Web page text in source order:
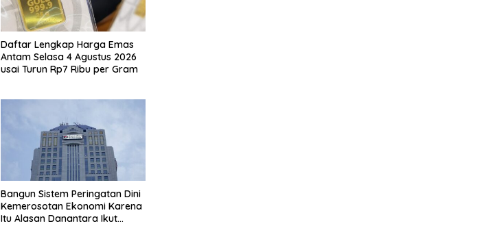
Daftar Lengkap Harga Emas
Antam Selasa 4 Agustus 2026
usai Turun Rp7 Ribu per Gram
Bangun Sistem Peringatan Dini
Kemerosotan Ekonomi Karena
Itu Alasan Danantara Ikut